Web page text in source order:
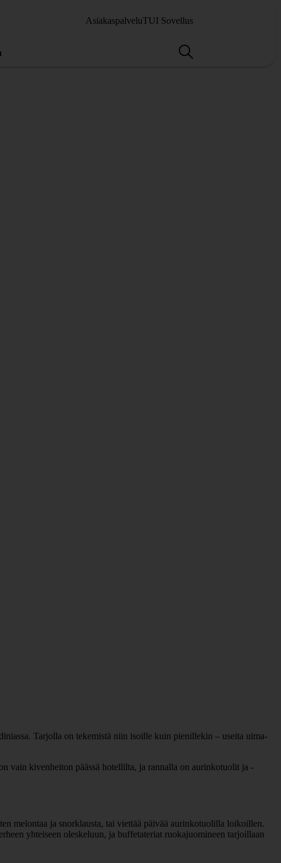
AsiakaspalveluTUI Sovellus
Tarjolla on tekemistä niin isoille kuin pienillekin – useita uima-
vain kivenheiton päässä hotellilta, ja rannalla on aurinkotuolit ja -
melontaa ja snorklausta, tai viettää päivää aurinkotuolilla loikoillen.
yhteiseen oleskeluun, ja buffetateriat ruokajuomineen tarjoillaan